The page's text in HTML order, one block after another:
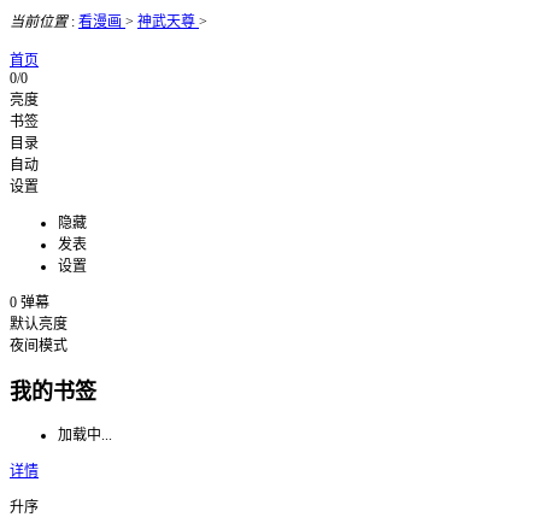
当前位置: 看漫画 > 神武天尊 >
首页
0/0
亮度
书签
目录
自动
设置
隐藏
发表
设置
0 弹幕
默认亮度
夜间模式
我的书签
加载中...
详情
升序